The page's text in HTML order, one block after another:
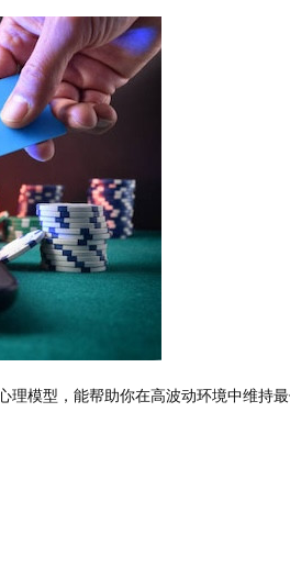
模型，能帮助你在高波动环境中维持最